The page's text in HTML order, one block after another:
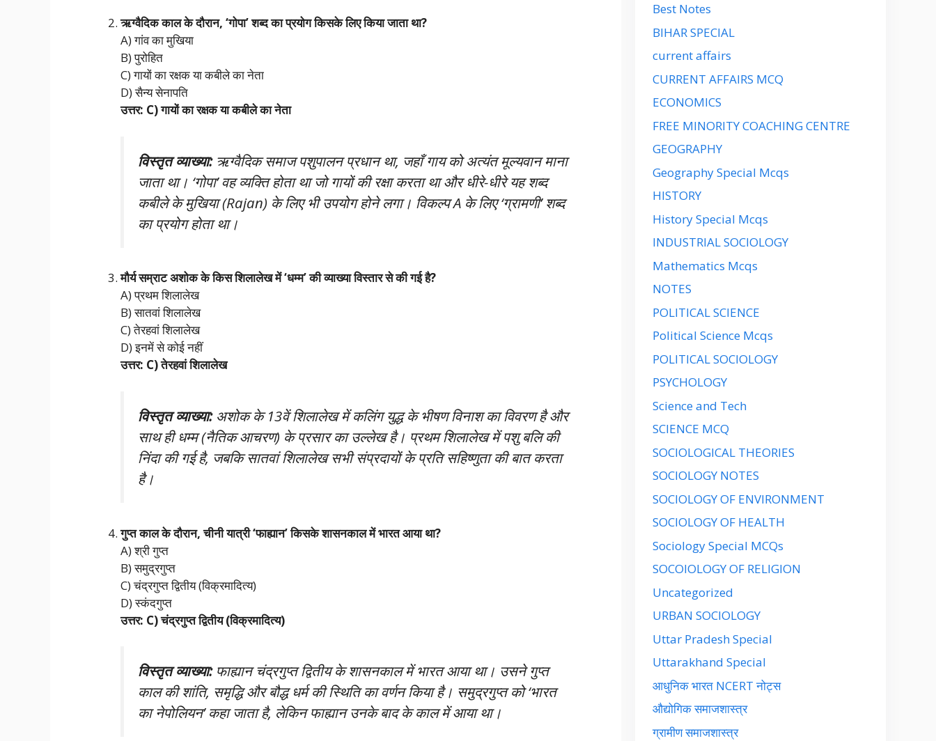
ऋग्वैदिक काल के दौरान, ‘गोपा’ शब्द का प्रयोग किसके लिए किया जाता था?
A) गांव का मुखिया
B) पुरोहित
C) गायों का रक्षक या कबीले का नेता
D) सैन्य सेनापति
उत्तर: C) गायों का रक्षक या कबीले का नेता
विस्तृत व्याख्या:ऋग्वैदिक समाज पशुपालन प्रधान था, जहाँ गाय को अत्यंत मूल्यवान माना
जाता था। ‘गोपा’ वह व्यक्ति होता था जो गायों की रक्षा करता था और धीरे-धीरे यह शब्द
कबीले के मुखिया (Rajan) के लिए भी उपयोग होने लगा। विकल्प A के लिए ‘ग्रामणी’ शब्द
का प्रयोग होता था।
मौर्य सम्राट अशोक के किस शिलालेख में ‘धम्म’ की व्याख्या विस्तार से की गई है?
A) प्रथम शिलालेख
B) सातवां शिलालेख
C) तेरहवां शिलालेख
D) इनमें से कोई नहीं
उत्तर: C) तेरहवां शिलालेख
विस्तृत व्याख्या:अशोक के 13वें शिलालेख में कलिंग युद्ध के भीषण विनाश का विवरण है और
साथ ही धम्म (नैतिक आचरण) के प्रसार का उल्लेख है। प्रथम शिलालेख में पशु बलि की
निंदा की गई है, जबकि सातवां शिलालेख सभी संप्रदायों के प्रति सहिष्णुता की बात करता
है।
गुप्त काल के दौरान, चीनी यात्री ‘फाह्यान’ किसके शासनकाल में भारत आया था?
A) श्री गुप्त
B) समुद्रगुप्त
C) चंद्रगुप्त द्वितीय (विक्रमादित्य)
D) स्कंदगुप्त
उत्तर: C) चंद्रगुप्त द्वितीय (विक्रमादित्य)
विस्तृत व्याख्या:फाह्यान चंद्रगुप्त द्वितीय के शासनकाल में भारत आया था। उसने गुप्त
काल की शांति, समृद्धि और बौद्ध धर्म की स्थिति का वर्णन किया है। समुद्रगुप्त को ‘भारत
का नेपोलियन’ कहा जाता है, लेकिन फाह्यान उनके बाद के काल में आया था।
Best Notes
BIHAR SPECIAL
current affairs
CURRENT AFFAIRS MCQ
ECONOMICS
FREE MINORITY COACHING CENTRE
GEOGRAPHY
Geography Special Mcqs
HISTORY
History Special Mcqs
INDUSTRIAL SOCIOLOGY
Mathematics Mcqs
NOTES
POLITICAL SCIENCE
Political Science Mcqs
POLITICAL SOCIOLOGY
PSYCHOLOGY
Science and Tech
SCIENCE MCQ
SOCIOLOGICAL THEORIES
SOCIOLOGY NOTES
SOCIOLOGY OF ENVIRONMENT
SOCIOLOGY OF HEALTH
Sociology Special MCQs
SOCOIOLOGY OF RELIGION
Uncategorized
URBAN SOCIOLOGY
Uttar Pradesh Special
Uttarakhand Special
आधुनिक भारत NCERT नोट्स
औद्योगिक समाजशास्त्र
ग्रामीण समाजशास्त्र